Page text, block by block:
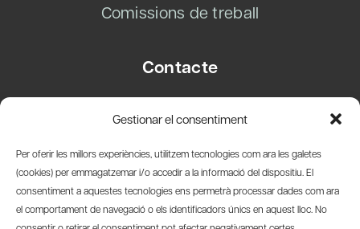
Gestionar el consentiment
Per oferir les millors experiències, utilitzem tecnologies com ara les galetes
(cookies) per emmagatzemar i/o accedir a la informació del dispositiu. El
consentiment a aquestes tecnologies ens permetrà processar dades com ara
el comportament de navegació o els identificadors únics en aquest lloc. No
Comissions de treball
Contacte
08003 Barcelona
info@amicsdelpais.com
Suscripció Newsletter